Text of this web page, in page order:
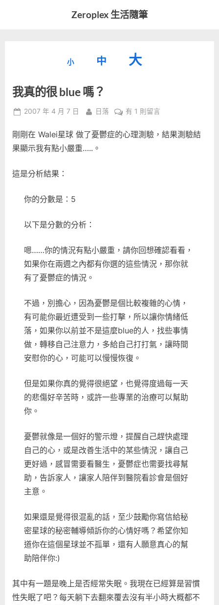
Zeroplex 生活隨筆
發
活
事
小
型
小。
中
重
型
大
大
字
型
我真的很 blue 嗎？
Posted
2007 年 4 月 7 日 By
日落
在
真
有 1 則留言
剛剛在 Walei星球 做了憂鬱症的心理測驗，結果測驗結
果顯示我有點小嚴重…..。
這是分析結果：
你的分數是：5
以下是分數的分析：
嗯……你的情況有點小嚴重，請你回想確認看看，
如果你在兩週之內都有你選的這些情況，那你就
有了憂鬱症的情況。
不過，別擔心，因為憂鬱是個比較複雜的心情，
有可能你最近遭受到一些打擊，所以讓你情緒低
落，如果你以前並不是這麼blue的人，找些事情
做，轉移自己注意力，多給自己打打氣，讓時間
安慰你的心，可能可以慢慢恢復。
但是如果你真的覺得很絕望，也覺得度過每一天
的悲傷好辛苦時，或許一些專業的治療可以幫助
你。
憂鬱就像是一個好的警示燈，提醒自己趕快處理
自己的心，或是改善生活中的某些情況，讓自己
更好過，感冒需要看醫生，憂鬱症也需要找尋幫
助，告訴家人，讓家人陪伴到醫院看診會是個好
主意。
如果還是覺得很混亂的話，至少鼓勵你寫信給秘
密星球的秘密輔導傾訴你的心情好嗎？希望你知
道你在這個星球並不孤單，還有人願意真心的幫
助陪伴你:)
其中有一題是晚上是否經常失眠。我現在已經算是習慣
性失眠了吧？每天躺下去翻來覆去沒有半小時大概都不